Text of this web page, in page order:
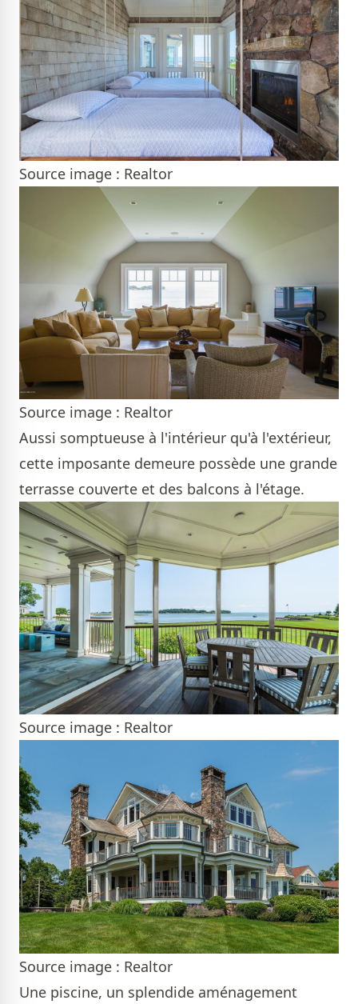
Source image : Realtor
Source image : Realtor
Aussi somptueuse à l'intérieur qu'à l'extérieur,
cette imposante demeure possède une grande
terrasse couverte et des balcons à l'étage.
Source image : Realtor
Source image : Realtor
Une piscine, un splendide aménagement